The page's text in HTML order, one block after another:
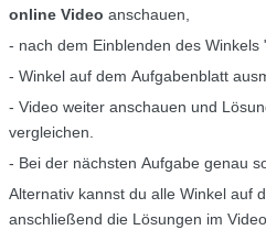
online Video anschauen,
- nach dem Einblenden des Winkels
- Winkel auf dem Aufgabenblatt
- Video weiter anschauen und
vergleichen.
- Bei der nächsten Aufgabe genau
Alternativ kannst du alle Winkel auf
anschließend die Lösungen im